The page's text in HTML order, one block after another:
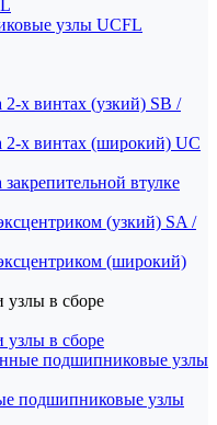
узлы UCFL
х винтах (узкий) SB /
х винтах (широкий) UC
втулке
(узкий) SA /
(широкий)
в сборе
в сборе
подшипниковые узлы
подшипниковые узлы